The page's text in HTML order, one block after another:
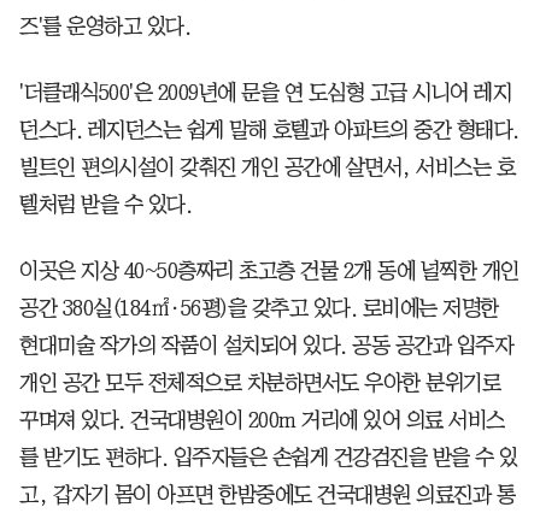
즈'를 운영하고 있다.
'더클래식500'은 2009년에 문을 연 도심형 고급 시니어 레지
던스다. 레지던스는 쉽게 말해 호텔과 아파트의 중간 형태다.
빌트인 편의시설이 갖춰진 개인 공간에 살면서, 서비스는 호
텔처럼 받을 수 있다.
이곳은 지상 40~50층짜리 초고층 건물 2개 동에 널찍한 개인
공간 380실(184㎡·56평)을 갖추고 있다. 로비에는 저명한
현대미술 작가의 작품이 설치되어 있다. 공동 공간과 입주자
개인 공간 모두 전체적으로 차분하면서도 우아한 분위기로
꾸며져 있다. 건국대병원이 200m 거리에 있어 의료 서비스
를 받기도 편하다. 입주자들은 손쉽게 건강검진을 받을 수 있
고, 갑자기 몸이 아프면 한밤중에도 건국대병원 의료진과 통